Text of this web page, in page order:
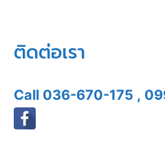
ติดต่อเรา
Call 036-670-175 ,